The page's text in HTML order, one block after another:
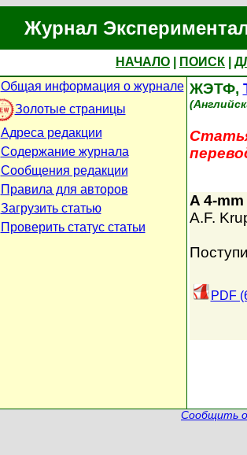
Журнал
НАЧАЛО ПОИСК
Общая информация о журнале
Золотые страницы
Адреса редакции
Содержание журнала
Сообщения редакции
Правила для авторов
Загрузить статью
Проверить статус статьи
ЖЭТФ,
A 4-
A.F.
PDF
Сообщить о